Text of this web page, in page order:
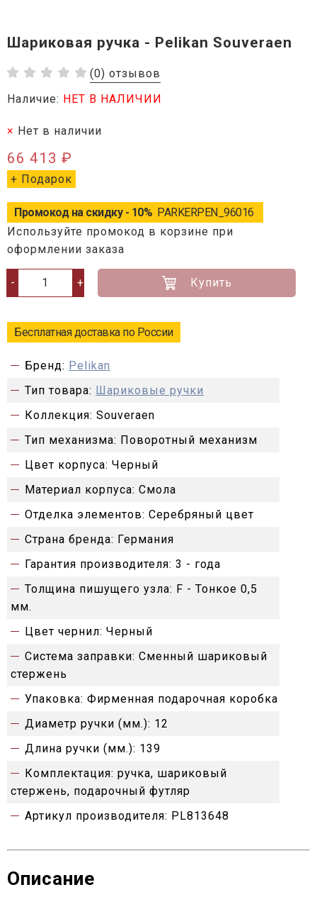
Шариковая ручка - Pelikan Souveraen
(0) отзывов
Наличие: НЕТ В НАЛИЧИИ
Нет в наличии
66 413 ₽
+ Подарок
Промокод на скидку - 10% PARKERPEN_96016
Используйте промокод в корзине при
оформлении заказа
- + Купить
Бесплатная доставка по России
Бренд: Pelikan
Тип товара: Шариковые ручки
Коллекция: Souveraen
Тип механизма: Поворотный механизм
Цвет корпуса: Черный
Материал корпуса: Смола
Отделка элементов: Серебряный цвет
Страна бренда: Германия
Гарантия производителя: 3 - года
Толщина пишущего узла: F - Тонкое 0,5
мм.
Цвет чернил: Черный
Система заправки: Сменный шариковый
стержень
Упаковка: Фирменная подарочная коробка
Диаметр ручки (мм.): 12
Длина ручки (мм.): 139
Комплектация: ручка, шариковый
стержень, подарочный футляр
Артикул производителя: PL813648
Описание